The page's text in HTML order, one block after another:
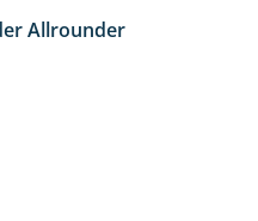
Allrounder